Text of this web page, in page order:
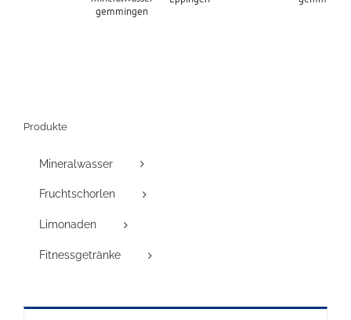
Produkte
Mineralwasser
Fruchtschorlen
Limonaden
Fitnessgetränke